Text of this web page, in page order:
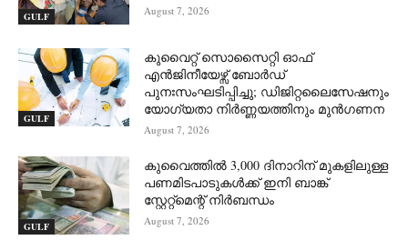
GULF August 7, 2026
GULF
കുവൈറ്റ് സൊസൈറ്റി ഓഫ്
എൻജിനീയേഴ്സ് ബോർഡ്
പുനഃസംഘടിപ്പിച്ചു; ഡിജിറ്റലൈസേഷനും
യോഗ്യതാ നിർണ്ണയത്തിനും മുൻഗണന
August 7, 2026
GULF
കുവൈത്തിൽ 3,000 ദിനാറിന് മുകളിലുള്ള
പണമിടപാടുകൾക്ക് ഇനി ബാങ്ക്
സ്റ്റേറ്റ്‌മെന്റ് നിർബന്ധം
August 7, 2026